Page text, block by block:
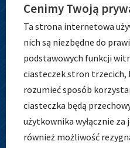
Zespół Szkolno-
Cenimy Twoją
Ta strona internetowa
nich są niezbędne do
podstawowych funkcji
ciasteczek stron trzecich,
rozumieć sposób
ciasteczka będą
użytkownika wyłącznie
również możliwość